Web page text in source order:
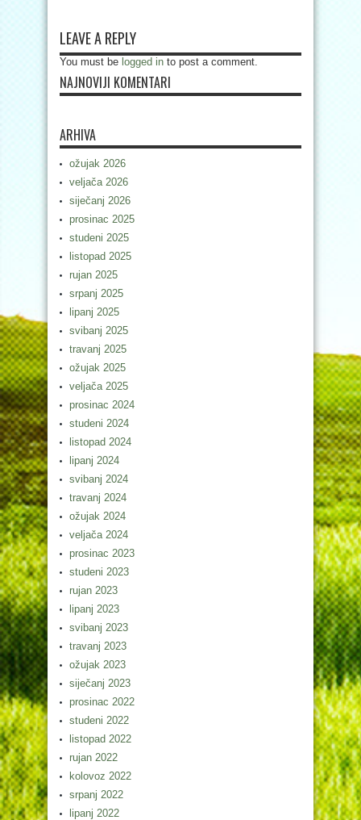
LEAVE A REPLY
You must be logged in to post a comment.
NAJNOVIJI KOMENTARI
ARHIVA
ožujak 2026
veljača 2026
siječanj 2026
prosinac 2025
studeni 2025
listopad 2025
rujan 2025
srpanj 2025
lipanj 2025
svibanj 2025
travanj 2025
ožujak 2025
veljača 2025
prosinac 2024
studeni 2024
listopad 2024
lipanj 2024
svibanj 2024
travanj 2024
ožujak 2024
veljača 2024
prosinac 2023
studeni 2023
rujan 2023
lipanj 2023
svibanj 2023
travanj 2023
ožujak 2023
siječanj 2023
prosinac 2022
studeni 2022
listopad 2022
rujan 2022
kolovoz 2022
srpanj 2022
lipanj 2022